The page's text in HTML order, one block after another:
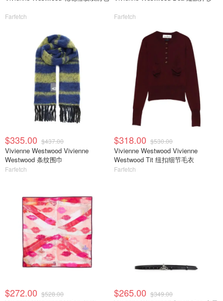
Farfetch Farfetch
$335.00 $437.00
Vivienne Westwood Vivienne
Westwood 条纹围巾
Farfetch
$318.00 $530.00
Vivienne Westwood Vivienne
Westwood Tit 纽扣细节毛衣
Farfetch
$272.00 $528.00 $265.00 $349.00